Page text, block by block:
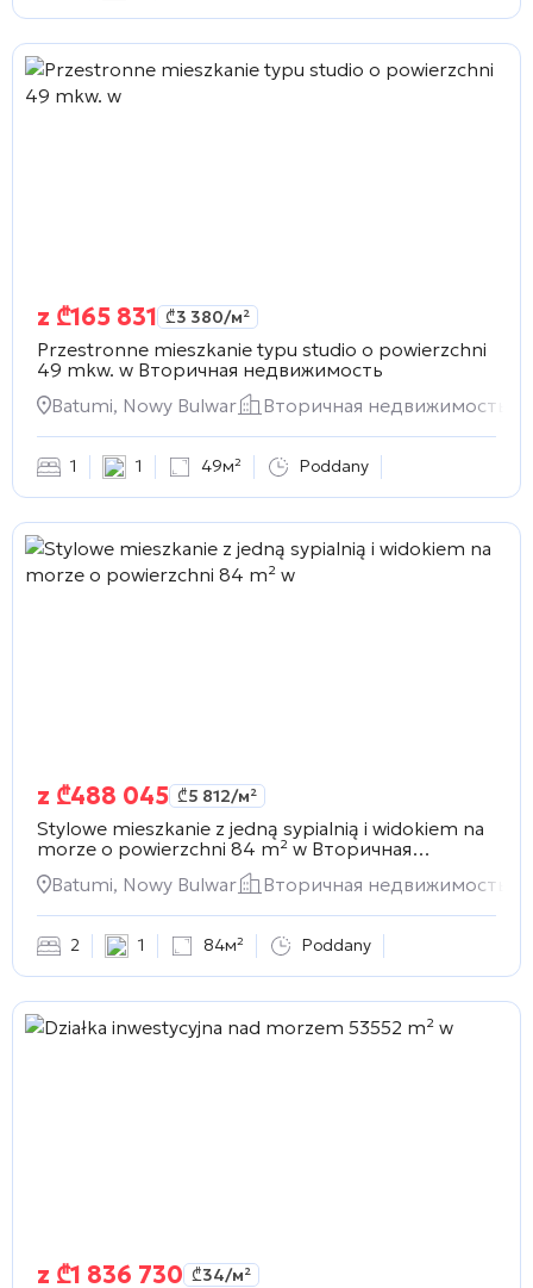
z ₾165 831 ₾3 380/м²
Przestronne mieszkanie typu studio o powierzchni
49 mkw. w Вторичная недвижимость
Batumi, Nowy Bulwar
Вторичная недвижимость
1 1 49м² Poddany
z ₾488 045 ₾5 812/м²
Stylowe mieszkanie z jedną sypialnią i widokiem na
morze o powierzchni 84 m² w Вторичная
Batumi, Nowy Bulwar Вторичная недвижимость
2 1 84м² Poddany
z ₾1 836 730 ₾34/м²